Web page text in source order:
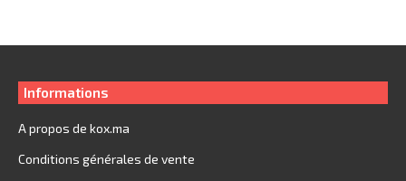
Informations
A propos de kox.ma
Conditions générales de vente